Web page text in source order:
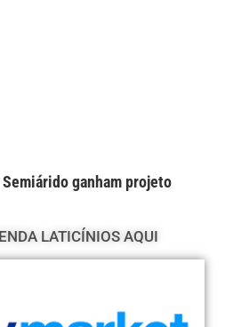
ganham projeto
LATICÍNIOS AQUI